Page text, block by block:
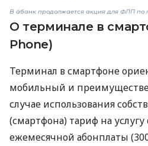
В àбанк продолжается акция для ФЛП по
О терминале в
Phone)
Терминал в смартфоне
мобильный и
случае использования
(смартфона) тариф на
ежемесячной абонплаты